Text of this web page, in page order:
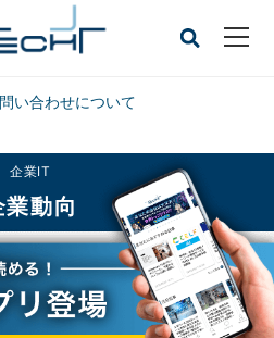
い合わせについて
CLOSE
企業IT
業動向
」認証を追加取得